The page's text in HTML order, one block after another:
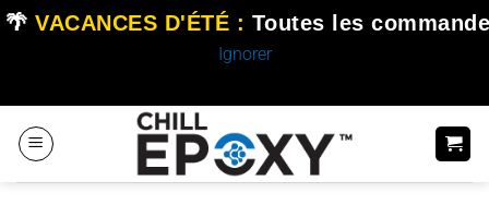
🌴 VACANCES D'ÉTÉ : Toutes les
Ignorer
au
contenu